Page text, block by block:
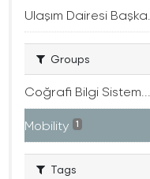
Ulaşım Dairesi Başka...
Groups
Coğrafi Bilgi Sistem...
Mobility 1
Tags